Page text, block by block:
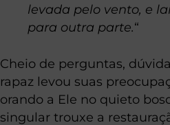
levada pelo vento, e
para outra parte.“
Cheio de perguntas,
rapaz levou suas
orando a Ele no quieto
singular trouxe a